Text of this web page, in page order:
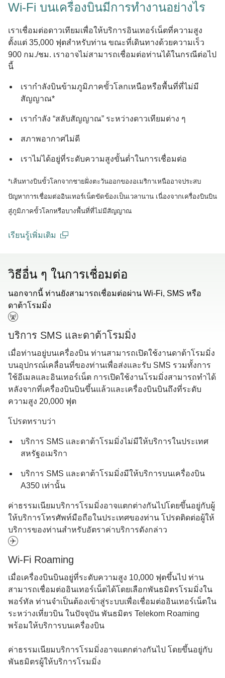
Wi-Fi บนเครื่องบินมีการทํางานอย่างไร
เราเชื่อมต่อดาวเทียมเพื่อให้บริการอินเทอร์เน็ตที่ความสูง
ตั้งแต่ 35,000 ฟุตสำหรับท่าน ขณะที่เดินทางด้วยความเร็ว
900 กม./ชม. เราอาจไม่สามารถเชื่อมต่อท่านได้ในกรณีต่อไป
นี้
เรากำลังบินข้ามภูมิภาคขั้วโลกเหนือหรือพื้นที่ที่ไม่มี
สัญญาณ*
เรากําลัง “สลับสัญญาณ” ระหว่างดาวเทียมต่าง ๆ
สภาพอากาศไม่ดี
เราไม่ได้อยู่ที่ระดับความสูงขั้นต่ำในการเชื่อมต่อ
*เส้นทางบินขั้วโลกจากชายฝั่งตะวันออกของอเมริกาเหนืออาจประสบ
ปัญหาการเชื่อมต่ออินเทอร์เน็ตขัดข้องเป็นเวลานาน เนื่องจากเครื่องบินบิน
สู่ภูมิภาคขั้วโลกหรือบางพื้นที่ที่ไม่มีสัญญาณ
เรียนรู้เพิ่มเติม
วิธีอื่น ๆ ในการเชื่อมต่อ
นอกจากนี้ ท่านยังสามารถเชื่อมต่อผ่าน Wi-Fi, SMS หรือ
ดาต้าโรมมิ่ง
บริการ SMS และดาต้าโรมมิ่ง
เมื่อท่านอยู่บนเครื่องบิน ท่านสามารถเปิดใช้งานดาต้าโรมมิ่ง
บนอุปกรณ์เคลื่อนที่ของท่านเพื่อส่งและรับ SMS รวมทั้งการ
ใช้อีเมลและอินเทอร์เน็ต การเปิดใช้งานโรมมิ่งสามารถทำได้
หลังจากที่เครื่องบินบินขึ้นแล้วและเครื่องบินบินถึงที่ระดับ
ความสูง 20,000 ฟุต
โปรดทราบว่า
บริการ SMS และดาต้าโรมมิ่งไม่มีให้บริการในประเทศ
สหรัฐอเมริกา
บริการ SMS และดาต้าโรมมิ่งมีให้บริการบนเครื่องบิน
A350 เท่านั้น
ค่าธรรมเนียมบริการโรมมิ่งอาจแตกต่างกันไปโดยขึ้นอยู่กับผู้
ให้บริการโทรศัพท์มือถือในประเทศของท่าน โปรดติดต่อผู้ให้
บริการของท่านสำหรับอัตราค่าบริการดังกล่าว
Wi-Fi Roaming
เมื่อเครื่องบินบินอยู่ที่ระดับความสูง 10,000 ฟุตขึ้นไป ท่าน
สามารถเชื่อมต่ออินเทอร์เน็ตได้โดยเลือกพันธมิตรโรมมิ่งใน
พอร์ทัล ท่านจําเป็นต้องเข้าสู่ระบบเพื่อเชื่อมต่ออินเทอร์เน็ตใน
ระหว่างเที่ยวบิน ในปัจจุบัน พันธมิตร Telekom Roaming
พร้อมให้บริการบนเครื่องบิน
ค่าธรรมเนียมบริการโรมมิ่งอาจแตกต่างกันไป โดยขึ้นอยู่กับ
พันธมิตรผู้ให้บริการโรมมิ่ง